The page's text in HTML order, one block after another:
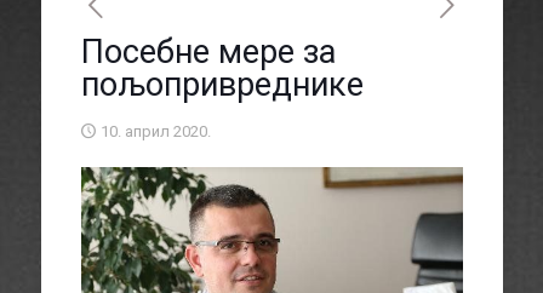
Посебне мере за
пољопривреднике
10. април 2020.